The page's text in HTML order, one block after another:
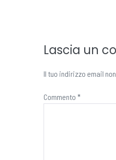
Lascia un
Il tuo indirizzo email
Commento *